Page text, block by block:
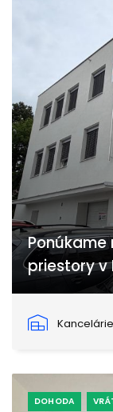
priestory v
Kancelárie
DOHODA